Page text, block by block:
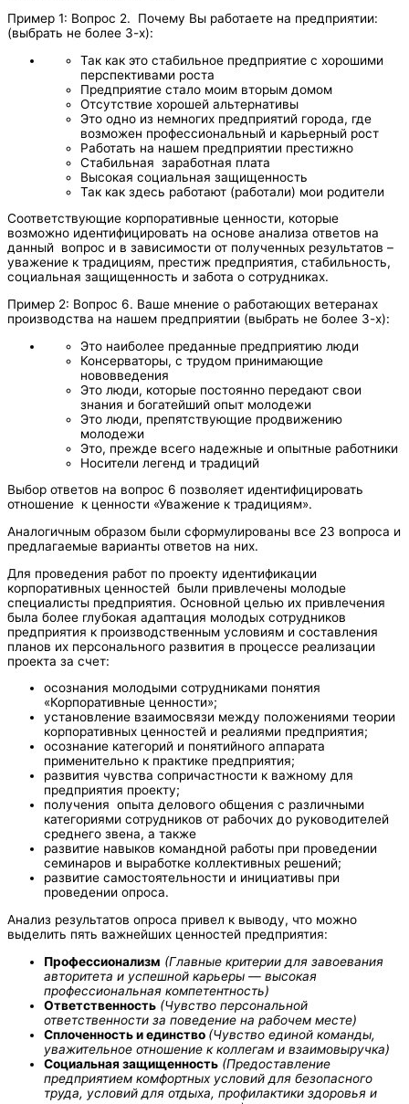
Пример 1: Вопрос 2. Почему Вы работаете на предприятии:
(выбрать не более 3-х):
Так как это стабильное предприятие с хорошими
перспективами роста
Предприятие стало моим вторым домом
Отсутствие хорошей альтернативы
Это одно из немногих предприятий города, где
возможен профессиональный и карьерный рост
Работать на нашем предприятии престижно
Стабильная заработная плата
Высокая социальная защищенность
Так как здесь работают (работали) мои родители
Соответствующие корпоративные ценности, которые
возможно идентифицировать на основе анализа ответов на
данный вопрос и в зависимости от полученных результатов –
уважение к традициям, престиж предприятия, стабильность,
социальная защищенность и забота о сотрудниках.
Пример 2: Вопрос 6. Ваше мнение о работающих ветеранах
производства на нашем предприятии (выбрать не более 3-х):
Это наиболее преданные предприятию люди
Консерваторы, с трудом принимающие
нововведения
Это люди, которые постоянно передают свои
знания и богатейший опыт молодежи
Это люди, препятствующие продвижению
молодежи
Это, прежде всего надежные и опытные работники
Носители легенд и традиций
Выбор ответов на вопрос 6 позволяет идентифицировать
отношение к ценности «Уважение к традициям».
Аналогичным образом были сформулированы все 23 вопроса и
предлагаемые варианты ответов на них.
Для проведения работ по проекту идентификации
корпоративных ценностей были привлечены молодые
специалисты предприятия. Основной целью их привлечения
была более глубокая адаптация молодых сотрудников
предприятия к производственным условиям и составления
планов их персонального развития в процессе реализации
проекта за счет:
осознания молодыми сотрудниками понятия
«Корпоративные ценности»;
установление взаимосвязи между положениями теории
корпоративных ценностей и реалиями предприятия;
осознание категорий и понятийного аппарата
применительно к практике предприятия;
развития чувства сопричастности к важному для
предприятия проекту;
получения опыта делового общения с различными
категориями сотрудников от рабочих до руководителей
среднего звена, а также
развитие навыков командной работы при проведении
семинаров и выработке коллективных решений;
развитие самостоятельности и инициативы при
проведении опроса.
Анализ результатов опроса привел к выводу, что можно
выделить пять важнейших ценностей предприятия:
Профессионализм (Главные критерии для завоевания
авторитета и успешной карьеры — высокая
профессиональная компетентность)
Ответственность (Чувство персональной
ответственности за поведение на рабочем месте)
Сплоченность и единство (Чувство единой команды,
уважительное отношение к коллегам и взаимовыручка)
Социальная защищенность (Предоставление
предприятием комфортных условий для безопасного
труда, условий для отдыха, профилактики здоровья и